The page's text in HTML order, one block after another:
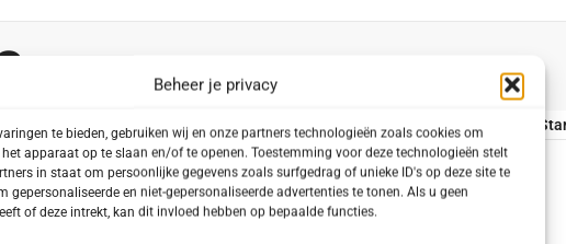
Beheer je privacy
te bieden, gebruiken wij en onze partners technologieën zoals cookies om
apparaat op te slaan en/of te openen. Toestemming voor deze technologieën stelt
in staat om persoonlijke gegevens zoals surfgedrag of unieke ID's op deze site te
gepersonaliseerde en niet-gepersonaliseerde advertenties te tonen. Als u geen
of deze intrekt, kan dit invloed hebben op bepaalde functies.
“Teunisbloemolie” Toon Alles